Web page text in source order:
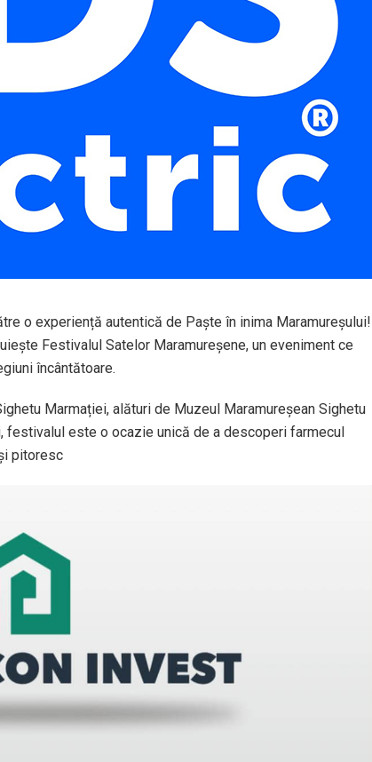
o experiență autentică de Paște în inima Maramureșului!
Festivalul Satelor Maramureșene, un eveniment ce
încântătoare.
Marmației, alături de Muzeul Maramureșean Sighetu
festivalul este o ocazie unică de a descoperi farmecul
pitoresc